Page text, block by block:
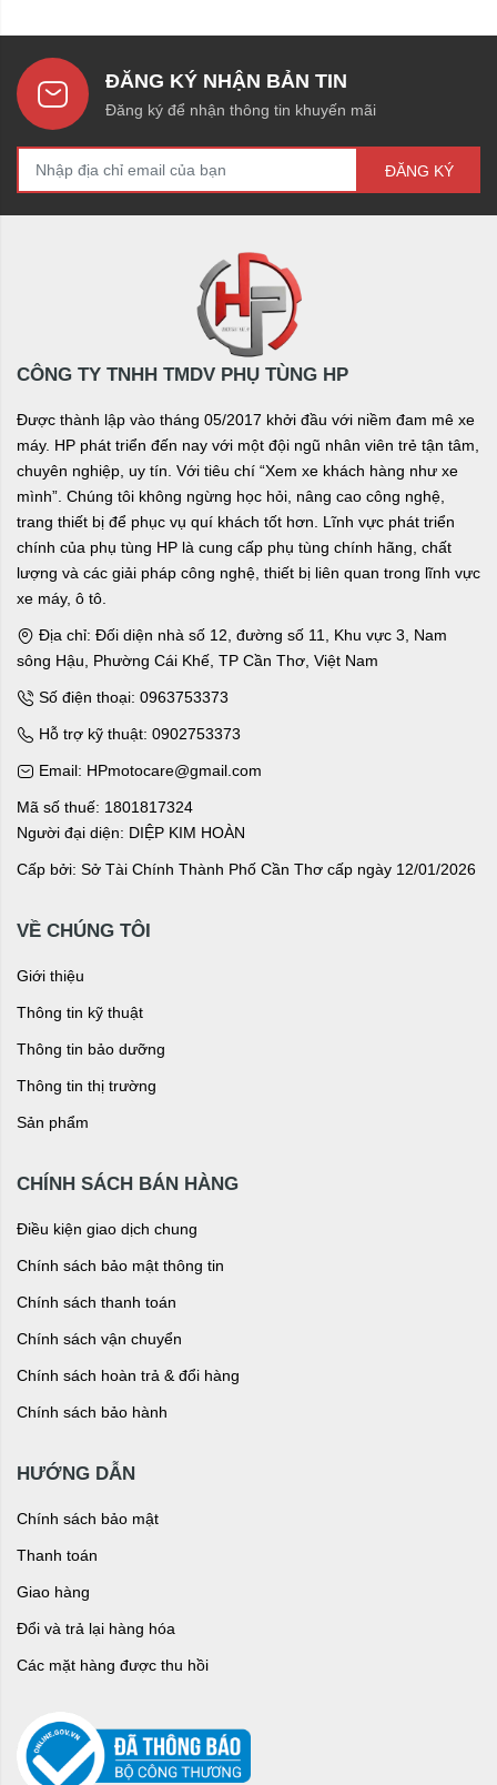
ĐĂNG KÝ NHẬN BẢN TIN
Đăng ký để nhận thông tin khuyến mãi
ĐĂNG KÝ
CÔNG TY TNHH TMDV PHỤ TÙNG HP
Được thành lập vào tháng 05/2017 khởi đầu với niềm đam mê xe
máy. HP phát triển đến nay với một đội ngũ nhân viên trẻ tận tâm,
chuyên nghiệp, uy tín. Với tiêu chí “Xem xe khách hàng như xe
mình”. Chúng tôi không ngừng học hỏi, nâng cao công nghệ,
trang thiết bị để phục vụ quí khách tốt hơn. Lĩnh vực phát triển
chính của phụ tùng HP là cung cấp phụ tùng chính hãng, chất
lượng và các giải pháp công nghệ, thiết bị liên quan trong lĩnh vực
xe máy, ô tô.
Địa chỉ: Đối diện nhà số 12, đường số 11, Khu vực 3, Nam
sông Hậu, Phường Cái Khế, TP Cần Thơ, Việt Nam
Số điện thoại: 0963753373
Hỗ trợ kỹ thuật: 0902753373
Email: HPmotocare@gmail.com
Mã số thuế: 1801817324
Người đại diện: DIỆP KIM HOÀN
Cấp bởi: Sở Tài Chính Thành Phố Cần Thơ cấp ngày 12/01/2026
VỀ CHÚNG TÔI
Giới thiệu
Thông tin kỹ thuật
Thông tin bảo dưỡng
Thông tin thị trường
Sản phẩm
CHÍNH SÁCH BÁN HÀNG
Điều kiện giao dịch chung
Chính sách bảo mật thông tin
Chính sách thanh toán
Chính sách vận chuyển
Chính sách hoàn trả & đổi hàng
Chính sách bảo hành
HƯỚNG DẪN
Chính sách bảo mật
Thanh toán
Giao hàng
Đổi và trả lại hàng hóa
Các mặt hàng được thu hồi